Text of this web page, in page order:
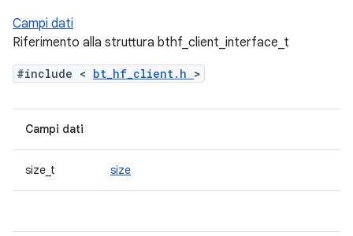
Campi dati
Riferimento alla struttura bthf_client_interface_t
#include < bt_hf_client.h >
Campi dati
size_t size